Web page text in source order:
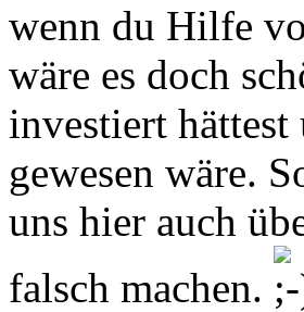
wenn du Hilfe
wäre es doch
investiert
gewesen wäre.
uns hier auch
falsch machen.